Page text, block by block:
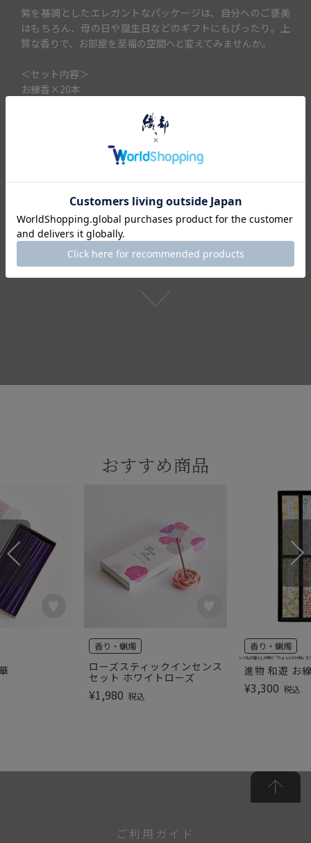
紫を基調としたエレガントなパッケージは、自分へのご褒美
はもちろん、母の日や誕生日などのギフトにもぴったり。上
質な香りで、お部屋を至福の空間へと変えてみませんか。
＜セット内容＞
お線香×20本
仕様
注意事項
おすすめ商品
ローズスティックインセンス
セット ホワイトローズ
香り・蝋燭
¥1,980 税込
進物 和遊 お
香り・蝋燭
¥3,300 税込
いつもの暮らしの中に「ちょっとだけ和」を
ご利用ガイド